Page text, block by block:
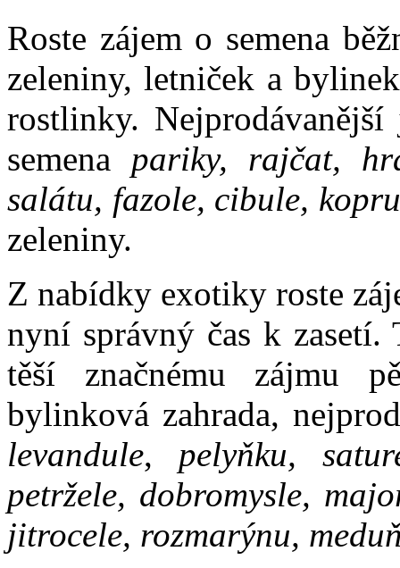
Roste zájem o semena
zeleniny, letniček a
rostlinky.
semena pariky, rajčat,
salátu, fazole, cibule,
zeleniny.
Z nabídky exotiky roste
nyní správný čas k zasetí.
těší značnému zájmu
bylinková zahrada,
levandule, pelyňku,
petržele, dobromysle,
jitrocele, rozmarýnu,